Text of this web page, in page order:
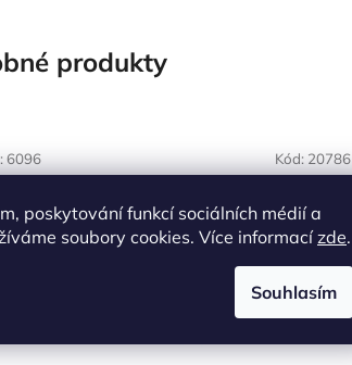
poskytování funkcí sociálních médií a
soubory cookies. Více informacízde.
Souhlasím
produkty
6096 Kód: 20786